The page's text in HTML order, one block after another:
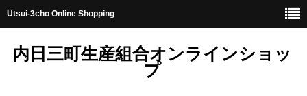
Utsui-3cho Online Shopping
内日三町生産組合オンラインショッ
プ